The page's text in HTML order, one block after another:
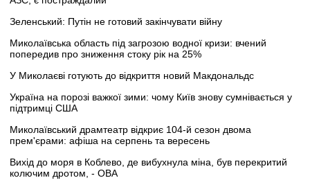
Зеленський: Путін не готовий закінчувати війну
Миколаївська область під загрозою водної кризи: вчений
попередив про зниження стоку рік на 25%
У Миколаєві готують до відкриття новий Макдональдс
Україна на порозі важкої зими: чому Київ знову сумнівається у
підтримці США
Миколаївський драмтеатр відкриє 104-й сезон двома
прем'єрами: афіша на серпень та вересень
Вихід до моря в Коблево, де вибухнула міна, був перекритий
колючим дротом, - ОВА